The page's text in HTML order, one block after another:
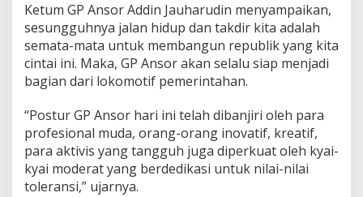
Ketum GP Ansor Addin Jauharudin menyampaikan,
sesungguhnya jalan hidup dan takdir kita adalah
semata-mata untuk membangun republik yang kita
cintai ini. Maka, GP Ansor akan selalu siap menjadi
bagian dari lokomotif pemerintahan.
“Postur GP Ansor hari ini telah dibanjiri oleh para
profesional muda, orang-orang inovatif, kreatif,
para aktivis yang tangguh juga diperkuat oleh kyai-
kyai moderat yang berdedikasi untuk nilai-nilai
toleransi,” ujarnya.